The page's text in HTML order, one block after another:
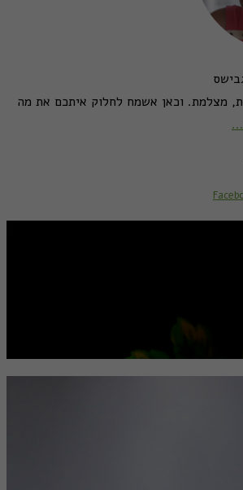
מצלמת. וכאן אשמח לחלוק איתכם את מה